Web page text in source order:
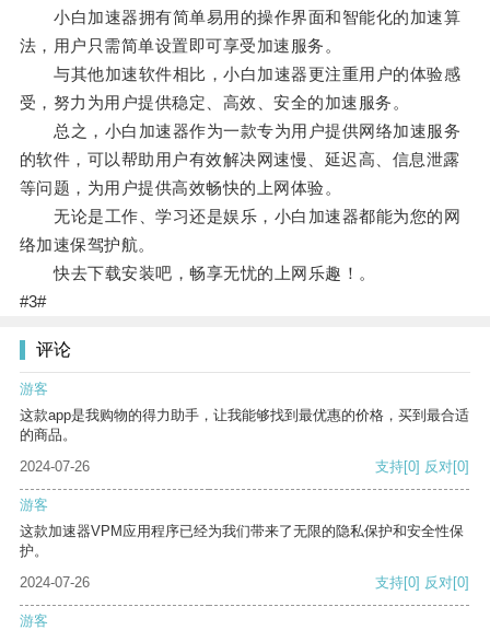
小白加速器拥有简单易用的操作界面和智能化的加速算
法，用户只需简单设置即可享受加速服务。
与其他加速软件相比，小白加速器更注重用户的体验感
受，努力为用户提供稳定、高效、安全的加速服务。
总之，小白加速器作为一款专为用户提供网络加速服务
的软件，可以帮助用户有效解决网速慢、延迟高、信息泄露
等问题，为用户提供高效畅快的上网体验。
无论是工作、学习还是娱乐，小白加速器都能为您的网
络加速保驾护航。
快去下载安装吧，畅享无忧的上网乐趣！。
#3#
评论
游客
这款app是我购物的得力助手，让我能够找到最优惠的价格，买到最合适
的商品。
2024-07-26
支持[0] 反对[0]
游客
这款加速器VPM应用程序已经为我们带来了无限的隐私保护和安全性保
护。
2024-07-26
支持[0] 反对[0]
游客